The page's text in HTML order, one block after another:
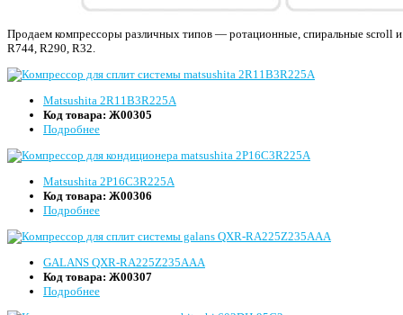
Продаем компрессоры различных типов — ротационные, спиральные
R744, R290, R32.
Matsushita 2R11B3R225A
Код товара: Ж00305
Подробнее
Matsushita 2P16С3R225A
Код товара: Ж00306
Подробнее
GALANS QXR-RA225Z235AAA
Код товара: Ж00307
Подробнее